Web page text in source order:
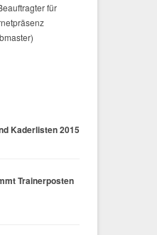
für
Kaderlisten 2015
Trainerposten